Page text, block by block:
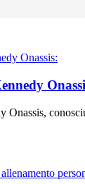
Onassis,